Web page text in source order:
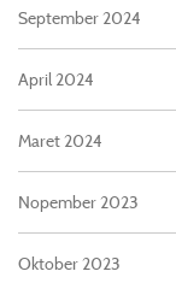
September 2024
April 2024
Maret 2024
Nopember 2023
Oktober 2023